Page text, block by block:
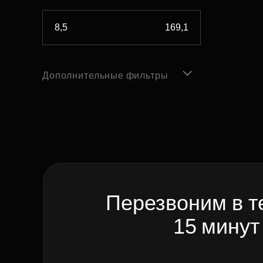
Дополнительные фильтры
Перезвоним в
15 минут